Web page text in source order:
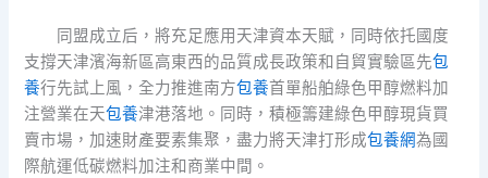
同盟成立后，將充足應用天津資本天賦，同時依托國度
支撐天津濱海新區高東西的品質成長政策和自貿實驗區先包
養行先試上風，全力推進南方包養首單船舶綠色甲醇燃料加
注營業在天包養津港落地。同時，積極籌建綠色甲醇現貨買
賣市場，加速財產要素集聚，盡力將天津打形成包養網為國
際航運低碳燃料加注和商業中間。